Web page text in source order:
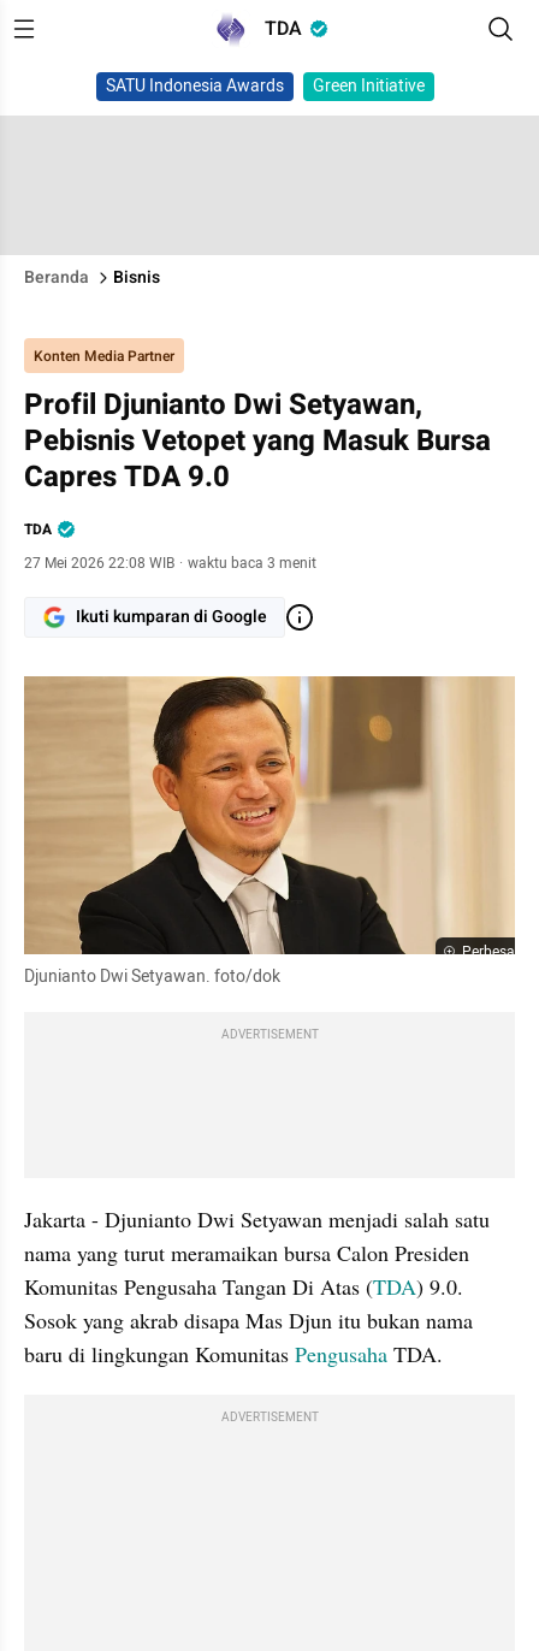
TDA
SATU Indonesia Awards Green Initiative
Beranda Bisnis
Konten Media Partner
Profil Djunianto Dwi Setyawan,
Pebisnis Vetopet yang Masuk Bursa
Capres TDA 9.0
TDA
27 Mei 2026 22:08 WIB · waktu baca 3 menit
Ikuti kumparan di Google
Perbesar
Djunianto Dwi Setyawan. foto/dok
ADVERTISEMENT
Jakarta - Djunianto Dwi Setyawan menjadi salah satu
nama yang turut meramaikan bursa Calon Presiden
Komunitas Pengusaha Tangan Di Atas (TDA) 9.0.
Sosok yang akrab disapa Mas Djun itu bukan nama
baru di lingkungan Komunitas Pengusaha TDA.
ADVERTISEMENT